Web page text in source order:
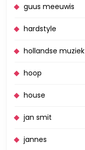
guus meeuwis
hardstyle
hollandse muziek
hoop
house
jan smit
jannes